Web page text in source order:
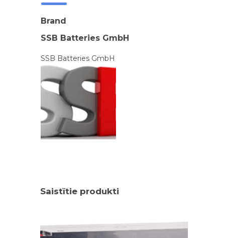
Brand
SSB Batteries GmbH
SSB Batteries GmbH
Saistītie produkti